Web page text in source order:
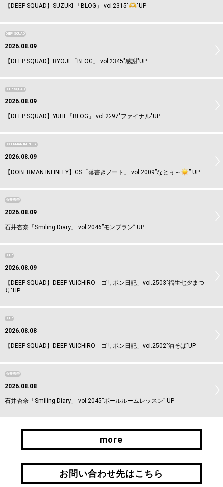
【DEEP SQUAD】SUZUKI 「BLOG」 vol.2315" "UP
DEEP SQUAD
2026.08.09
【DEEP SQUAD】RYOJI 「BLOG」 vol.2345"感謝"UP
DEEP SQUAD
2026.08.09
【DEEP SQUAD】YUHI 「BLOG」 vol.2297"ファイナル"UP
DOBERMAN INFINITY
2026.08.09
【DOBERMAN INFINITY】GS「落書きノート」 vol.2009”なとぅ～ ️” UP
石井杏奈
2026.08.09
石井杏奈「Smiling Diary」 vol.2046”モンブラン” UP
DEEP
2026.08.09
【DEEP SQUAD】DEEP YUICHIRO「ゴリポン日記」vol.2503"福生七夕まつ
り"UP
DEEP
2026.08.08
【DEEP SQUAD】DEEP YUICHIRO「ゴリポン日記」vol.2502"油そば"UP
石井杏奈
2026.08.08
石井杏奈「Smiling Diary」 vol.2045”ボールルームレッスン” UP
more
more
お問い合わせ先はこちら
お問い合わせ先はこちら